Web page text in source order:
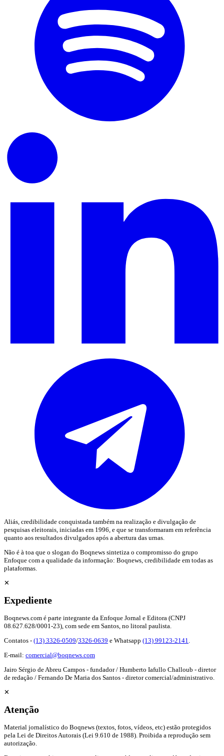
Aliás, credibilidade conquistada também na realização e divulgação de
pesquisas eleitorais, iniciadas em 1996, e que se transformaram em referência
quanto aos resultados divulgados após a abertura das urnas.
Não é à toa que o slogan do Boqnews sintetiza o compromisso do grupo
Enfoque com a qualidade da informação: Boqnews, credibilidade em todas as
plataformas.
✕
Expediente
Boqnews.com é parte integrante da Enfoque Jornal e Editora (CNPJ
08.627.628/0001-23), com sede em Santos, no litoral paulista.
Contatos - (13) 3326-0509/3326-0639 e Whatsapp (13) 99123-2141
E-mail: comercial@boqnews.com
Jairo Sérgio de Abreu Campos - fundador / Humberto Iafullo Challoub - diretor
de redação / Fernando De Maria dos Santos - diretor comercial/administrativo.
✕
Atenção
Material jornalístico do Boqnews (textos, fotos, vídeos, etc) estão protegidos
pela Lei de Direitos Autorais (Lei 9.610 de 1988). Proibida a reprodução sem
autorização.